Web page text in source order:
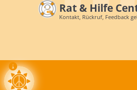
Rat & Hilfe
Kontakt, Rückruf, Feedback